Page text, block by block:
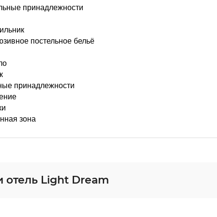
принадлежности
постельное бельё
принадлежности
зона
Light Dream